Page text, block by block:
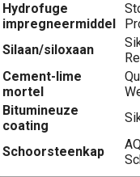
Hydrofuge
impregneermiddel
Silaan/siloxaan
Cement-lime
mortel
Bitumineuze
coating
Schoorsteenkap